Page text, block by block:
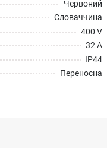
Червоний
Словаччина
400 V
32 А
IP44
Переносна